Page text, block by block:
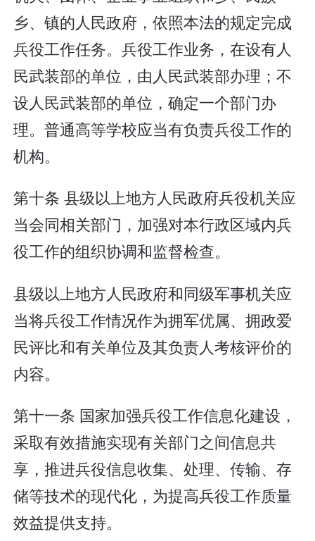
乡、镇的人民政府，依照本法的规定完成
兵役工作任务。兵役工作业务，在设有人
民武装部的单位，由人民武装部办理；不
设人民武装部的单位，确定一个部门办
理。普通高等学校应当有负责兵役工作的
机构。
第十条 县级以上地方人民政府兵役机关应
当会同相关部门，加强对本行政区域内兵
役工作的组织协调和监督检查。
县级以上地方人民政府和同级军事机关应
当将兵役工作情况作为拥军优属、拥政爱
民评比和有关单位及其负责人考核评价的
内容。
第十一条 国家加强兵役工作信息化建设，
采取有效措施实现有关部门之间信息共
享，推进兵役信息收集、处理、传输、存
储等技术的现代化，为提高兵役工作质量
效益提供支持。